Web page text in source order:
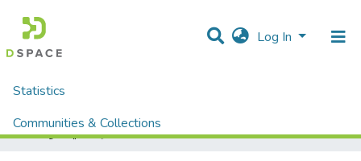
Log In
Statistics
Communities & Collections
Home
تعليمية اللغة العربية في المرحلة الإبتدائية وفق المقاربة بالكفاءات -دراسة تقييمية تقويمية سنة خامسة إبتدائي نموذجا